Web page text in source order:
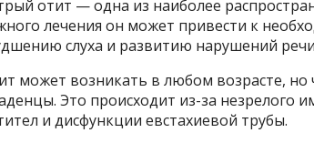
отит — одна из наиболее
лечения он может привести к
слуха и развитию нарушений
может возникать в любом возрасте,
Это происходит из-за незрелого
и дисфункции евстахиевой трубы.